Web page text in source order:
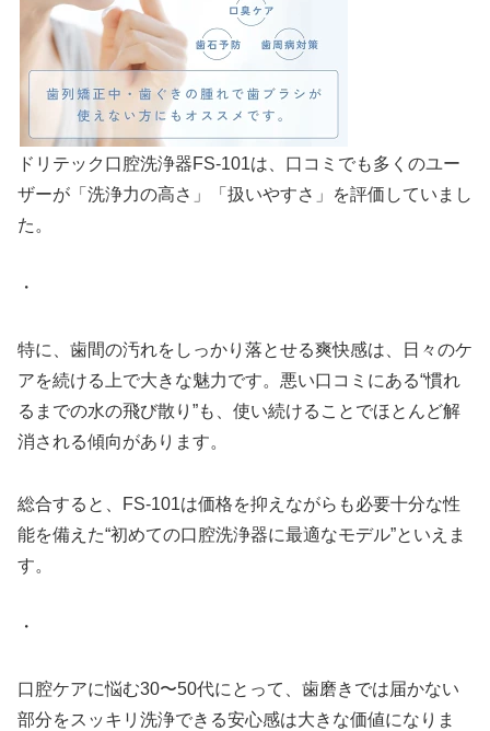
ドリテック口腔洗浄器FS-101は、口コミでも多くのユー
ザーが「洗浄力の高さ」「扱いやすさ」を評価していまし
た。
・
特に、歯間の汚れをしっかり落とせる爽快感は、日々のケ
アを続ける上で大きな魅力です。悪い口コミにある“慣れ
るまでの水の飛び散り”も、使い続けることでほとんど解
消される傾向があります。
総合すると、FS-101は価格を抑えながらも必要十分な性
能を備えた“初めての口腔洗浄器に最適なモデル”といえま
す。
・
口腔ケアに悩む30〜50代にとって、歯磨きでは届かない
部分をスッキリ洗浄できる安心感は大きな価値になりま